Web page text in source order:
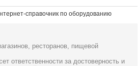
справочник по оборудованию
ресторанов, пищевой
ответственности за достоверность и